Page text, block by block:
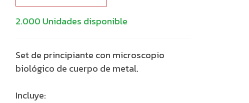
2.000 Unidades disponible
Set de principiante con microscopio
biológico de cuerpo de metal.
Incluye: